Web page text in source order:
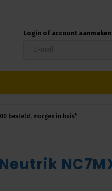
Login of account aanmaken
besteld, morgen in huis*